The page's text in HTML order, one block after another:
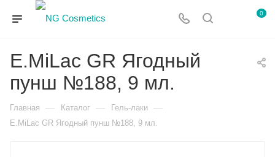
0
E.MiLac GR Ягодный
пунш №188, 9 мл.
Главная — Каталог — Гель-лаки —
E.MiLac GR Ягодный пунш №188, 9 мл.